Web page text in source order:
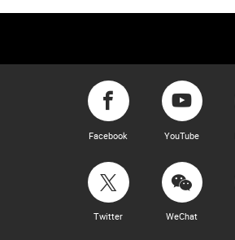
Facebook YouTube
Twitter WeChat